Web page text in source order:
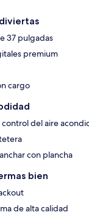
37 pulgadas
premium
cargo
control del aire
con plancha
bien
de alta calidad